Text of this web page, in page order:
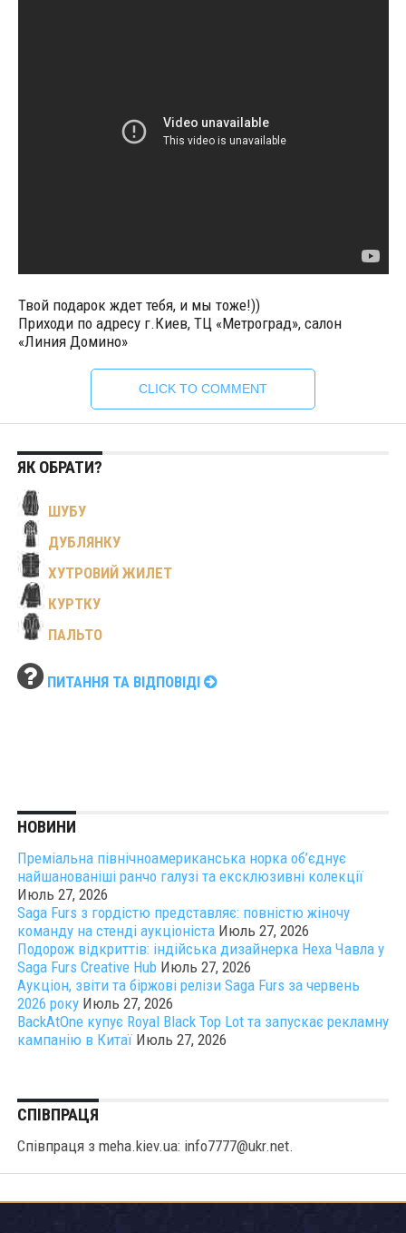
Твой подарок ждет тебя, и мы тоже!))
Приходи по адресу г.Киев, ТЦ «Метроград», салон
«Линия Домино»
CLICK TO COMMENT
ЯК ОБРАТИ?
ШУБУ
ДУБЛЯНКУ
ХУТРОВИЙ ЖИЛЕТ
КУРТКУ
ПАЛЬТО
ПИТАННЯ ТА ВІДПОВІДІ
НОВИНИ
Преміальна північноамериканська норка об’єднує
найшанованіші ранчо галузі та ексклюзивні колекції
Июль 27, 2026
Saga Furs з гордістю представляє: повністю жіночу
команду на стенді аукціоніста Июль 27, 2026
Подорож відкриттів: індійська дизайнерка Неха Чавла у
Saga Furs Creative Hub Июль 27, 2026
Аукціон, звіти та біржові релізи Saga Furs за червень
2026 року Июль 27, 2026
BackAtOne купує Royal Black Top Lot та запускає рекламну
кампанію в Китаї Июль 27, 2026
СПІВПРАЦЯ
Співпраця з meha.kiev.ua: info7777@ukr.net.